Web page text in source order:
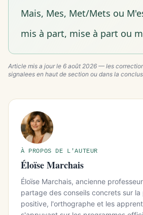
Mais, Mes, Met/Mets ou
mis à part, mise à part ou
Article mis a jour le 6 août 2026 — les
signalees en haut de section ou dans la
À PROPOS DE L'AUTEUR
Éloïse Marchais
Éloïse Marchais, ancienne
partage des conseils concrets sur
positive, l'orthographe et les